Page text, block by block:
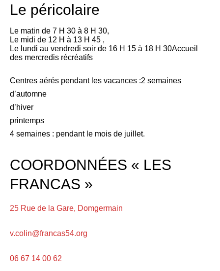
Le péricolaire
Le matin de 7 H 30 à 8 H 30,
Le midi de 12 H à 13 H 45 ,
Le lundi au vendredi soir de 16 H 15 à 18 H 30Accueil
des mercredis récréatifs
Centres aérés pendant les vacances :2 semaines
d’automne
d’hiver
printemps
4 semaines : pendant le mois de juillet.
COORDONNÉES « LES
FRANCAS »
25 Rue de la Gare, Domgermain
v.colin@francas54.org
06 67 14 00 62